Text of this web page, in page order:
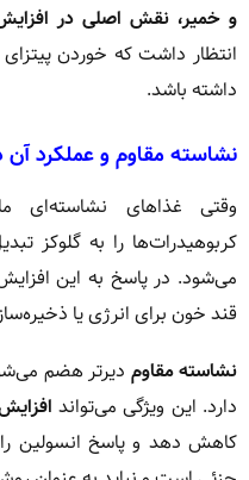
و خمیر، نقش اصلی در
انتظار داشت که خوردن
داشته باشد.
نشاسته مقاوم و عملکرد آن
وقتی غذاهای نشاسته‌ای
کربوهیدرات‌ها را به گلوکز
می‌شود. در پاسخ به این
قند خون برای انرژی یا
نشاسته مقاوم دیرتر هضم
دارد. این ویژگی می‌تواند
کاهش دهد و پاسخ انسولین